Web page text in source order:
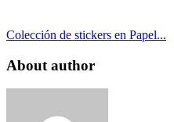
Colección de stickers en Papel...
About author